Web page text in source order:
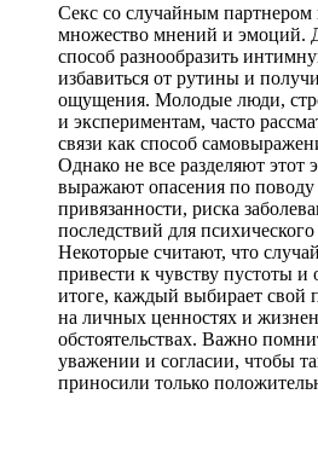
Секс со случайным партнером
множество мнений и эмоций.
способ разнообразить
избавиться от рутины и
ощущения. Молодые люди,
и экспериментам, часто
связи как способ
Однако не все разделяют этот
выражают опасения по
привязанности, риска
последствий для психического
Некоторые считают, что
привести к чувству пустоты и
итоге, каждый выбирает свой
на личных ценностях и
обстоятельствах. Важно
уважении и согласии, чтобы
приносили только